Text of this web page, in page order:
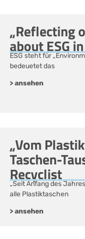
„Reflecting
about ESG
ESG steht für
bedeuetet das
> ansehen
„Vom
Taschen-
Recyclist
„Seit Anfang des
alle Plastiktaschen
> ansehen